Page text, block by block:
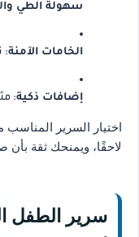
سهولة الطي
الخامات الآمنة:
إضافات ذكية:
اختيار السرير المناسب
لاحقًا، ويمنحك ثقة
سرير الطفل